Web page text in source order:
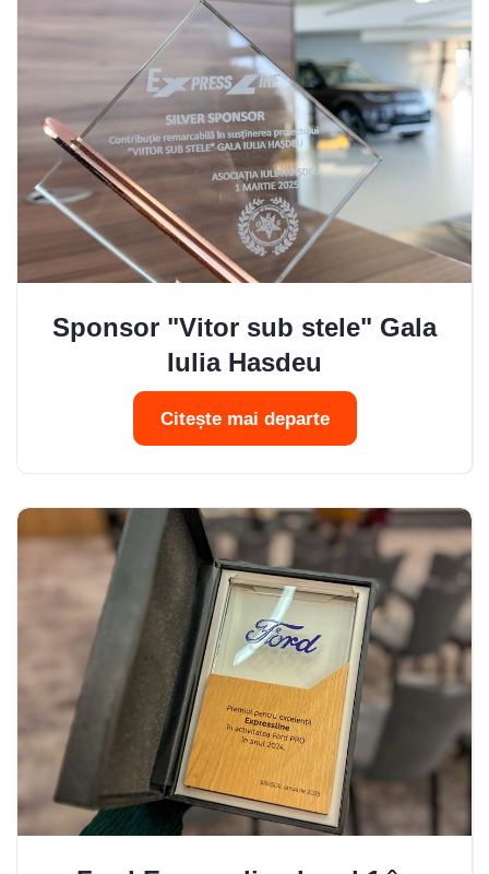
Sponsor "Vitor sub stele" Gala
Iulia Hasdeu
Citește mai departe